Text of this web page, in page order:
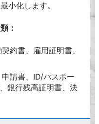
小化します。
：
約書、雇用証明書、
申請書、ID/パスポー
銀行残高証明書、決